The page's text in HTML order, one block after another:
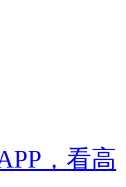
，看高